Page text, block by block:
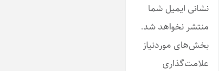
نشانی ایمیل شما
منتشر نخواهد شد.
بخش‌های موردنیاز
علامت‌گذاری